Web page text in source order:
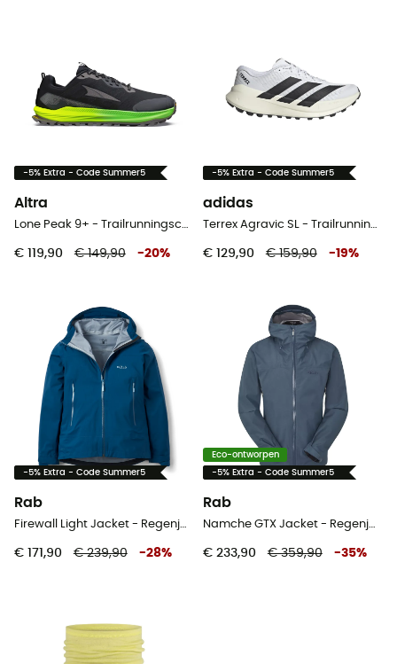
-5% Extra - Code Summer5
Altra
Lone Peak 9+ - Trailrunningschoenen - Heren
€ 119,90 € 149,90 -20%
-5% Extra - Code Summer5
adidas
Terrex Agravic SL - Trailrunningschoenen - Heren
€ 129,90 € 159,90 -19%
-5% Extra - Code Summer5
Rab
Firewall Light Jacket - Regenjas - Dames
€ 171,90 € 239,90 -28%
Eco-ontworpen
-5% Extra - Code Summer5
Rab
Namche GTX Jacket - Regenjas - Heren
€ 233,90 € 359,90 -35%